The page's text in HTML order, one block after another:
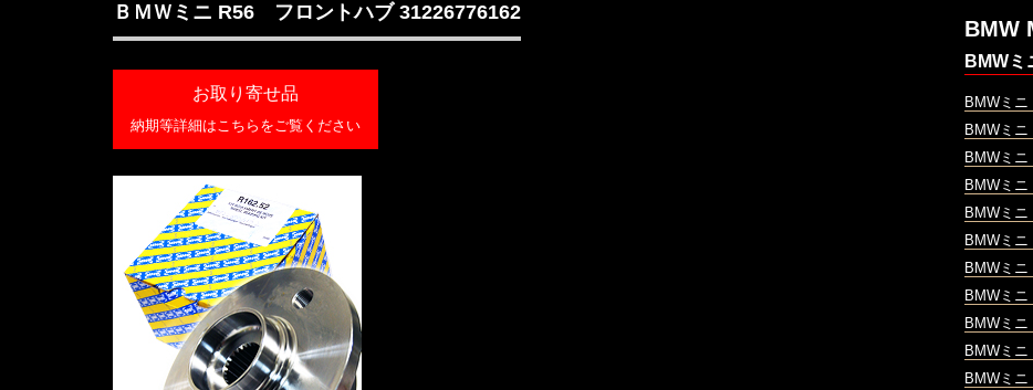
ＢＭＷミニ R56 フロントハブ 31226776162
お取り寄せ品
納期等詳細はこちらをご覧ください
BMW
BMWミ
BMWミ
BMWミ
BMWミ
BMWミ
BMWミ
BMWミ
BMWミ
BMWミ
BMWミ
BMWミ
BMWミ